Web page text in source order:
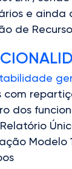
e
de
com
dos
Modelo